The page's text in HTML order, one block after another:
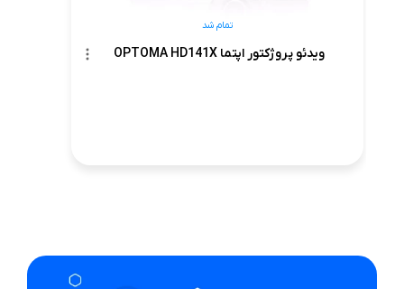
ویدئو پروژکتور اپتما OPTOMA HD141X
تمام شد